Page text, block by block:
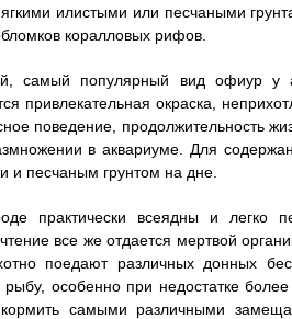
илистыми или песчаными
коралловых рифов.
самый популярный вид офиур у
привлекательная окраска,
поведение, продолжительность
в аквариуме. Для
и песчаным грунтом на дне.
практически всеядны и легко
все же отдается мертвой
поедают различных донных
особенно при недостатке
самыми различными